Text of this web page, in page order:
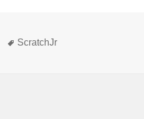
Schlagwörter
ScratchJr